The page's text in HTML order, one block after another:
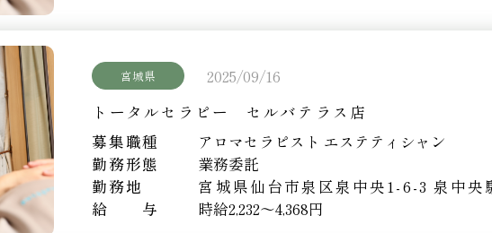
宮城県
2025/09/16
トータルセラピー セルバテラス店
募集職種
アロマセラピスト エステティシャン
勤務形態
業務委託
勤務地
宮城県仙台市泉区泉中央1-6-3 泉中央
給 与
時給2,232～4,368円